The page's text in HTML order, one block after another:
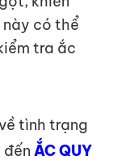
này có thể
tra ắc
tình trạng
đến ẮC QUY